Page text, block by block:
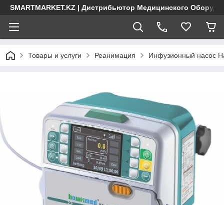
SMARTMARKET.KZ | Дистрибьютор Медицинского
Товары и услуги Реанимация Инфузионный насос